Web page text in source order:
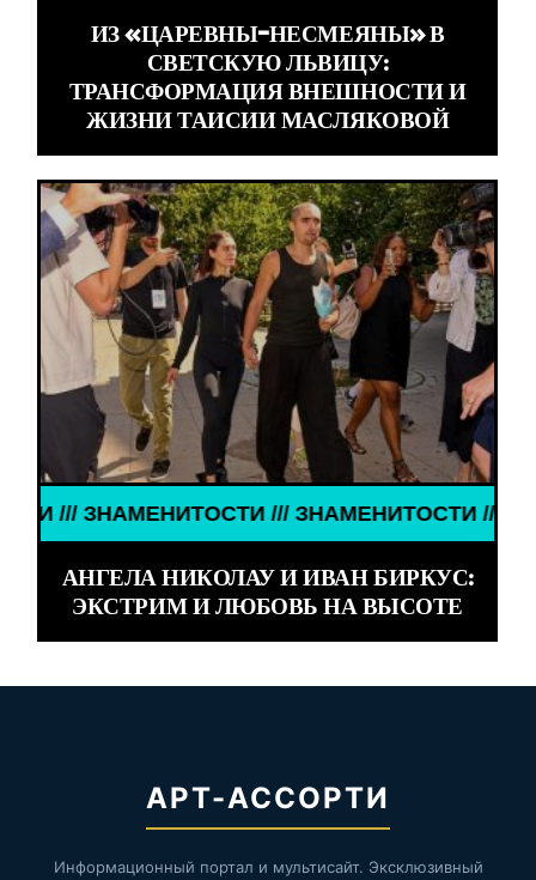
ИЗ «ЦАРЕВНЫ-НЕСМЕЯНЫ» В
СВЕТСКУЮ ЛЬВИЦУ:
ТРАНСФОРМАЦИЯ ВНЕШНОСТИ И
ЖИЗНИ ТАИСИИ МАСЛЯКОВОЙ
ЗНАМЕНИТОСТИ /// ЗНАМЕНИТОСТИ ///
АНГЕЛА НИКОЛАУ И ИВАН БИРКУС:
ЭКСТРИМ И ЛЮБОВЬ НА ВЫСОТЕ
АРТ-АССОРТИ
Информационный портал и мультисайт. Эксклюзивный